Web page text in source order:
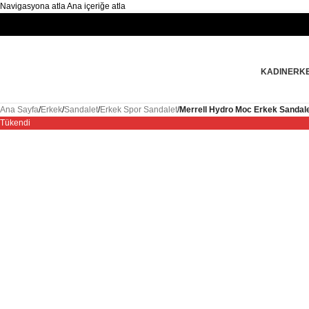
Navigasyona atlaAna içeriğe atla
KADIN
Ana Sayfa/Erkek/Sandalet/Erkek Spor Sandalet/Merrell Hydro Moc Erkek
Tükendi